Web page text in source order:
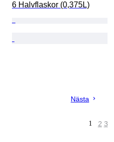
6 Halvflaskor (0,375L)
Nästa
1 2 3